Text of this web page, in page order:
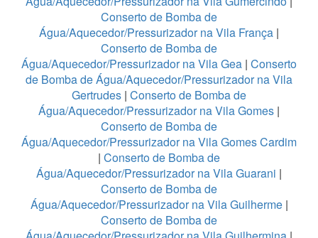
Conserto de Bomba de
Água/Aquecedor/Pressurizador na Vila França |
Conserto de Bomba de
Água/Aquecedor/Pressurizador na Vila Gea | Conserto
de Bomba de Água/Aquecedor/Pressurizador na Vila
Gertrudes | Conserto de Bomba de
Água/Aquecedor/Pressurizador na Vila Gomes |
Conserto de Bomba de
Água/Aquecedor/Pressurizador na Vila Gomes Cardim
| Conserto de Bomba de
Água/Aquecedor/Pressurizador na Vila Guarani |
Conserto de Bomba de
Água/Aquecedor/Pressurizador na Vila Guilherme|
Conserto de Bomba de